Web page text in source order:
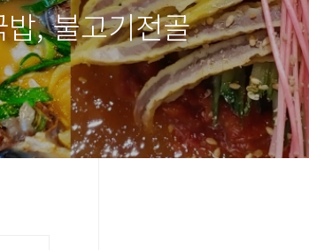
, 불고기전골